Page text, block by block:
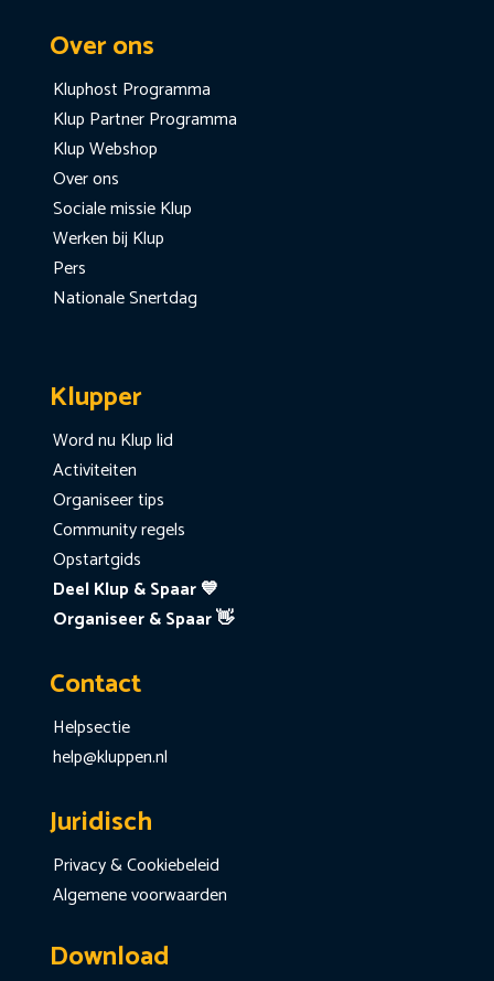
Over ons
Kluphost Programma
Klup Partner Programma
Klup Webshop
Over ons
Sociale missie Klup
Werken bij Klup
Pers
Nationale Snertdag
Klupper
Word nu Klup lid
Activiteiten
Organiseer tips
Community regels
Opstartgids
Deel Klup & Spaar 💙
Organiseer & Spaar 👋
Contact
Helpsectie
help@kluppen.nl
Juridisch
Privacy & Cookiebeleid
Algemene voorwaarden
Download